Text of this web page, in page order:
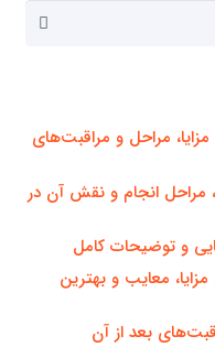
مراحل و مراقبت‌های
مراحل انجام و نقش آن در
و توضیحات کامل
معایب و بهترین
بعد از آن